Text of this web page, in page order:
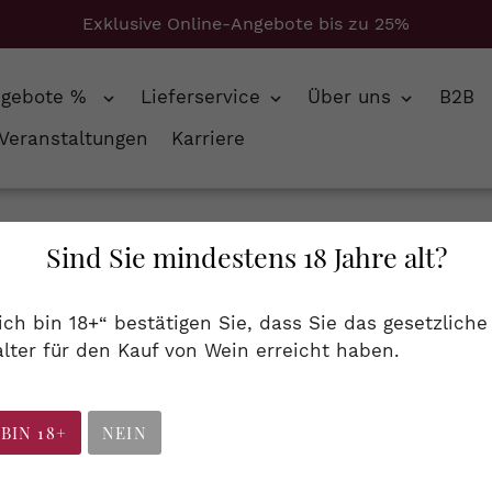
Sind Sie mindestens 18 Jahre alt?
bin 18+“ bestätigen Sie, dass Sie das gesetzliche
für den Kauf von Wein erreicht haben.
18+ NEIN
Exklusive Online-Angebote bis zu 25%
% Lieferservice Über uns
B2B
Karriere
+ Jura + Pinot Noir + Pinot noir + Pinot-Noir + Poulsard + Trousseau
a
m
l
Obstbrand...